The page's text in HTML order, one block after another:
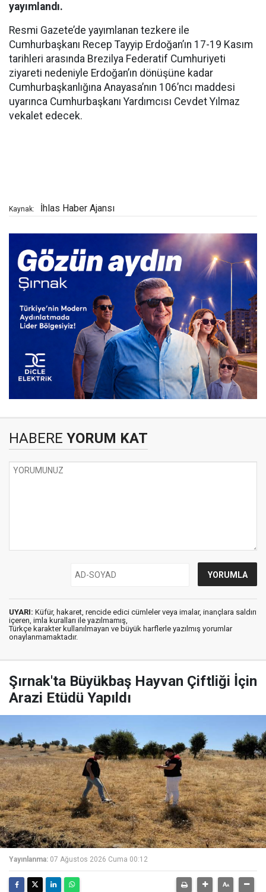
yayımlandı.
Resmi Gazete’de yayımlanan tezkere ile
Cumhurbaşkanı Recep Tayyip Erdoğan’ın 17-19 Kasım
tarihleri arasında Brezilya Federatif Cumhuriyeti
ziyareti nedeniyle Erdoğan’ın dönüşüne kadar
Cumhurbaşkanlığına Anayasa’nın 106’ncı maddesi
uyarınca Cumhurbaşkanı Yardımcısı Cevdet Yılmaz
vekalet edecek.
Kaynak: İhlas Haber Ajansı
HABERE YORUM KAT
UYARI: Küfür, hakaret, rencide edici cümleler veya imalar, inançlara saldırı
içeren, imla kuralları ile yazılmamış,
Türkçe karakter kullanılmayan ve büyük harflerle yazılmış yorumlar
onaylanmamaktadır.
Şırnak'ta Büyükbaş Hayvan Çiftliği İçin
Arazi Etüdü Yapıldı
Yayınlanma: 07 Ağustos 2026 Cuma 00:12